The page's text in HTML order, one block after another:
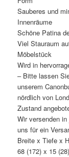
Sauberes und
Innenräume
Schöne Patina
Viel Stauraum
Möbelstück
Wird in
– Bitte lassen
unserem
nördlich von
Zustand
Wir versenden
uns für ein
Breite x Tiefe x
68 (172) x 15